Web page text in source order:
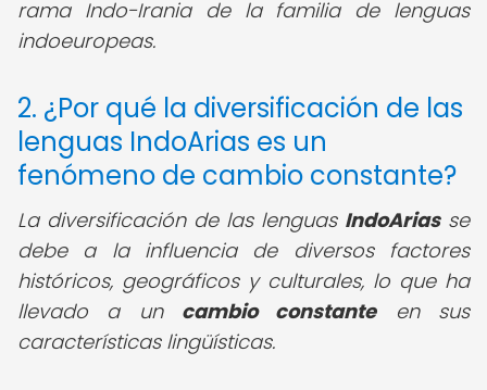
rama Indo-Irania de la familia de lenguas
indoeuropeas.
2. ¿Por qué la diversificación de las
lenguas IndoArias es un
fenómeno de cambio constante?
La diversificación de las lenguas IndoAriasse
debe a la influencia de diversos factores
históricos, geográficos y culturales, lo que ha
llevado a un cambio constanteen sus
características lingüísticas.